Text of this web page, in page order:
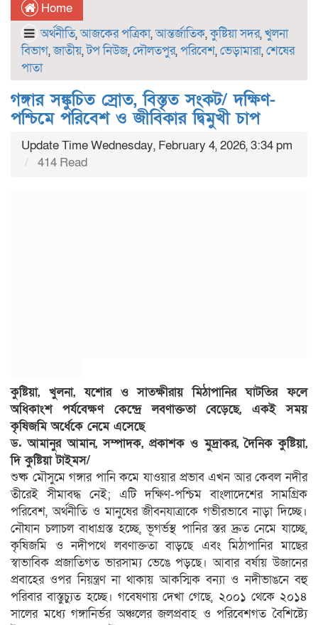
Home
অর্থনীতি,আজকের পত্রিকা,আন্তর্জাতিক,কুষ্টিয়া সদর,খুলনা
বিভাগ,জাতীয়,টপ নিউজ,দৌলতপুর,পরিবেশ,ভেড়ামারা,শেষের
পাতা
গঙ্গার সঙ্কুচিত স্রোত, বিস্তৃত সংকট/ দক্ষিণ-
পশ্চিমে পরিবেশ ও জীবিকার দ্বিমুখী চাপ
Update Time Wednesday, February 4, 2026, 3:34 pm
414 Read
কুষ্টিয়া, খুলনা, যশোর ও সাতক্ষীরায় মিঠাপানির ঘাটতির ফলে
অধিকাংশ পর্যবেক্ষণ কেন্দ্রে লবণাক্ততা বেড়েছে, একই সময়
কৃষিজমি অর্ধেকে নেমে এসেছে
ড. আমানুর আমান, সম্পাদক, প্রকাশক ও মুদ্রাকর, দৈনিক কুষ্টিয়া,
দি কুষ্টিয়া টাই্মস/
শুষ্ক মৌসুমে গঙ্গার পানি কমে যাওয়ার প্রভাব এখন আর কেবল নদীর
তীরেই সীমাবদ্ধ নেই; এটি দক্ষিণ-পশ্চিম বাংলাদেশের সামগ্রিক
পরিবেশ, অর্থনীতি ও মানুষের জীবনযাত্রাকে গভীরভাবে নাড়া দিচ্ছে।
নৌযান চলাচল বাধাগ্রস্ত হচ্ছে, ভূগর্ভস্থ পানির স্তর দ্রুত নেমে যাচ্ছে,
কৃষিজমি ও নদীপথে লবণাক্ততা বাড়ছে এবং মিঠাপানির মাছের
স্বাভাবিক প্রজাতিগত ভারসাম্য ভেঙে পড়ছে। আবার বর্ষায় উজানের
প্রবাহের ওপর নিয়ন্ত্রণ না থাকায় আকস্মিক বন্যা ও নদীভাঙনে বহু
পরিবার বাস্তুচ্যুত হচ্ছে। গবেষণায় দেখা গেছে, ২০০১ থেকে ২০১৪
সালের মধ্যে গঙ্গানির্ভর অঞ্চলের জলপ্রবাহ ও পরিবেশগত বৈশিষ্ট্যে